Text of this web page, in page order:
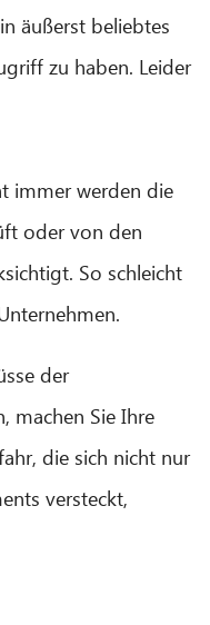
äußerst beliebtes
zu haben. Leider
immer werden die
oder von den
So schleicht
der
machen Sie Ihre
die sich nicht nur
versteckt,